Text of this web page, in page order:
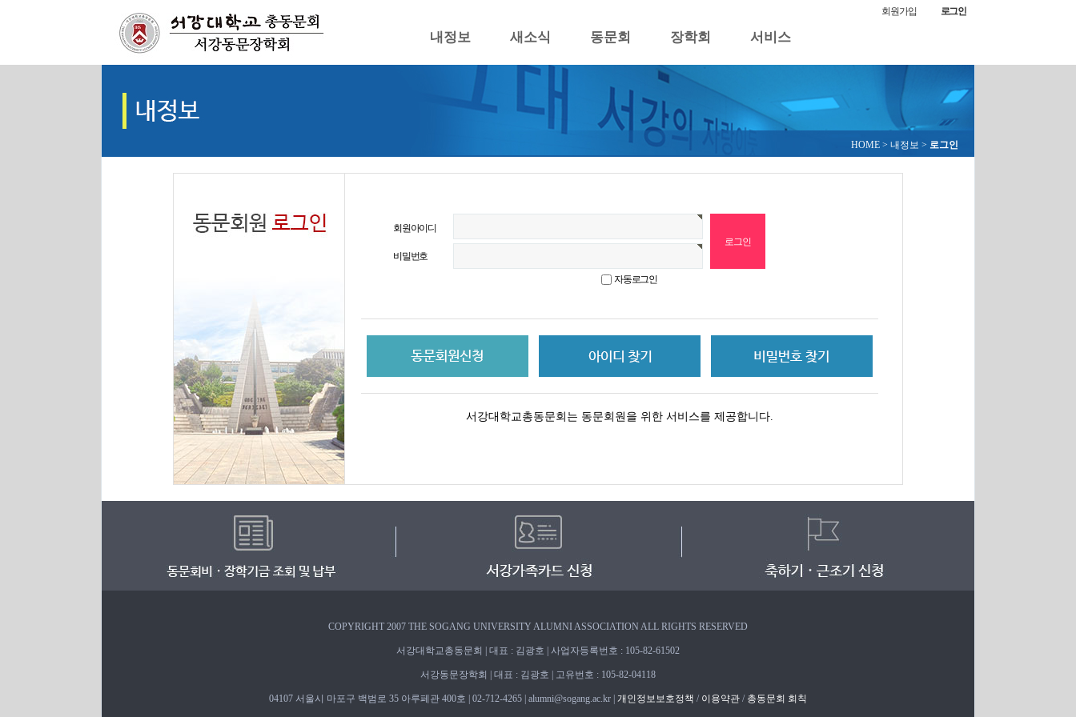
내정보 새소식 동문회 장학회 서비스
회원가입 로그인
HOME > 내정보 > 로그인
회원아이디
비밀번호
자동로그인
서강대학교총동문회는 동문회원을 위한 서비스를 제공합니다.
COPYRIGHT 2007 THE SOGANG UNIVERSITY ALUMNI ASSOCIATION ALL RIGHTS RESERVED
서강대학교총동문회 | 대표 : 김광호 | 사업자등록번호 : 105-82-61502
서강동문장학회 | 대표 : 김광호 | 고유번호 : 105-82-04118
04107 서울시 마포구 백범로 35 아루페관 400호 | 02-712-4265 | alumni@sogang.ac.kr | 개인정보보호정책 / 이용약관 / 총동문회 회칙